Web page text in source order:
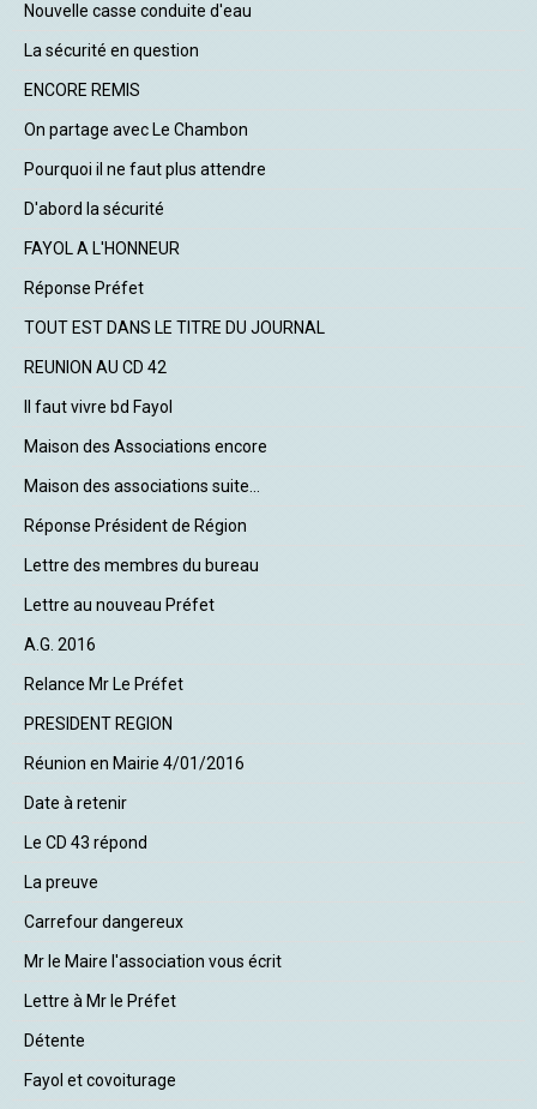
Nouvelle casse conduite d'eau
La sécurité en question
ENCORE REMIS
On partage avec Le Chambon
Pourquoi il ne faut plus attendre
D'abord la sécurité
FAYOL A L'HONNEUR
Réponse Préfet
TOUT EST DANS LE TITRE DU JOURNAL
REUNION AU CD 42
Il faut vivre bd Fayol
Maison des Associations encore
Maison des associations suite...
Réponse Président de Région
Lettre des membres du bureau
Lettre au nouveau Préfet
A.G. 2016
Relance Mr Le Préfet
PRESIDENT REGION
Réunion en Mairie 4/01/2016
Date à retenir
Le CD 43 répond
La preuve
Carrefour dangereux
Mr le Maire l'association vous écrit
Lettre à Mr le Préfet
Détente
Fayol et covoiturage